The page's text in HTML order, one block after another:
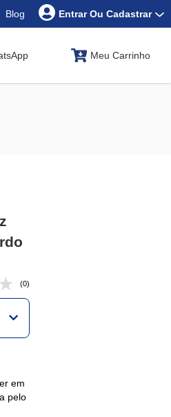
Blog Entrar Ou Cadastrar
Meu Carrinho
(0)
pelo